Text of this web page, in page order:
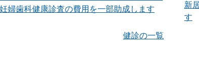
婦歯科健康診査の費用を一部助成します
健診の一覧
新
す